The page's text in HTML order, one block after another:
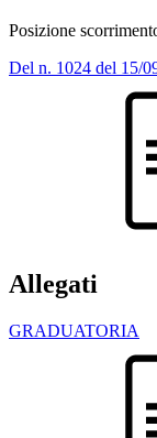
Posizione
Del n. 1024 del 15/
Allegati
GRADUATORIA